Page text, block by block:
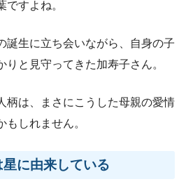
すよね。
誕生に立ち会いながら、自身の子
りと見守ってきた加寿子さん。
柄は、まさにこうした母親の愛情
しれません。
に由来している